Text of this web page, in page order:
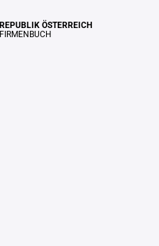
REPUBLIK ÖSTERREICH
FIRMENBUCH